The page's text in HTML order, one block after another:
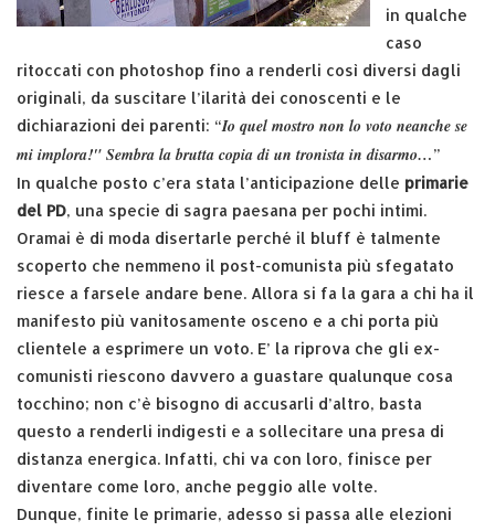
in qualche
caso
ritoccati con photoshop fino a renderli così diversi dagli
originali, da suscitare l’ilarità dei conoscenti e le
dichiarazioni dei parenti: “Io quel mostro non lo voto neanche se
mi implora!" Sembra la brutta copia di un tronista in disarmo…”
In qualche posto c’era stata l’anticipazione delle primarie
del PD, una specie di sagra paesana per pochi intimi.
Oramai è di moda disertarle perché il bluff è talmente
scoperto che nemmeno il post-comunista più sfegatato
riesce a farsele andare bene. Allora si fa la gara a chi ha il
manifesto più vanitosamente osceno e a chi porta più
clientele a esprimere un voto. E’ la riprova che gli ex-
comunisti riescono davvero a guastare qualunque cosa
tocchino; non c’è bisogno di accusarli d’altro, basta
questo a renderli indigesti e a sollecitare una presa di
distanza energica. Infatti, chi va con loro, finisce per
diventare come loro, anche peggio alle volte.
Dunque, finite le primarie, adesso si passa alle elezioni